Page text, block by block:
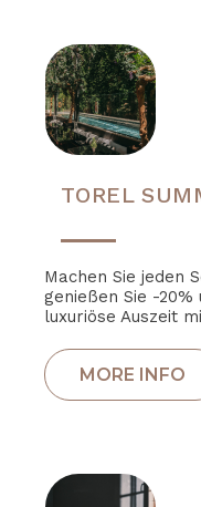
TOREL
Machen Sie jeden
genießen Sie -20%
luxuriöse Auszeit